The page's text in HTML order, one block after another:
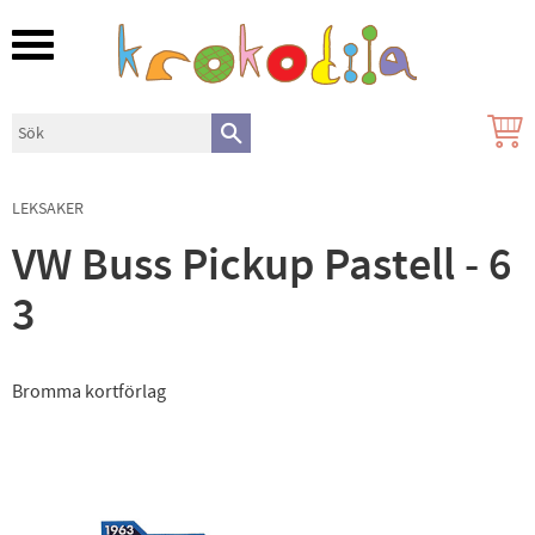
Meny
LEKSAKER
VW Buss Pickup Pastell - 6
3
Bromma kortförlag